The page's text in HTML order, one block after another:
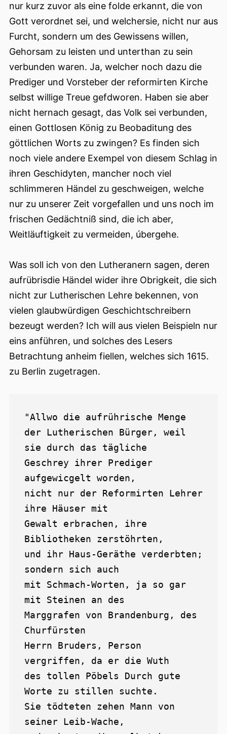
nur kurz zuvor als eine folde erkannt, die von
Gott verordnet sei, und welchersie, nicht nur aus
Furcht, sondern um des Gewissens willen,
Gehorsam zu leisten und unterthan zu sein
verbunden waren. Ja, welcher noch dazu die
Prediger und Vorsteber der reformirten Kirche
selbst willige Treue gefdworen. Haben sie aber
nicht hernach gesagt, das Volk sei verbunden,
einen Gottlosen König zu Beobaditung des
göttlichen Worts zu zwingen? Es finden sich
noch viele andere Exempel von diesem Schlag in
ihren Geschidyten, mancher noch viel
schlimmeren Händel zu geschweigen, welche
nur zu unserer Zeit vorgefallen und uns noch im
frischen Gedächtniß sind, die ich aber,
Weitläuftigkeit zu vermeiden, úbergehe.
Was soll ich von den Lutheranern sagen, deren
aufrübrisdie Händel wider ihre Obrigkeit, die sich
nicht zur Lutherischen Lehre bekennen, von
vielen glaubwürdigen Geschichtschreibern
bezeugt werden? Ich will aus vielen Beispieln nur
eins anführen, und solches des Lesers
Betrachtung anheim fiellen, welches sich 1615.
zu Berlin zugetragen.
"Allwo die aufrührische Menge
der Lutherischen Bürger, weil
sie durch das tägliche
Geschrey ihrer Prediger
aufgewicgelt worden,
nicht nur der Reformirten Lehrer
ihre Häuser mit
Gewalt erbrachen, ihre
Bibliotheken zerstöhrten,
und ihr Haus-Geräthe verderbten;
sondern sich auch
mit Schmach-Worten, ja so gar
mit Steinen an des
Marggrafen von Brandenburg, des
Churfürsten
Herrn Bruders, Person
vergriffen, da er die Wuth
des tollen Pöbels Durch gute
Worte zu stillen suchte.
Sie tödteten zehen Mann von
seiner Leib-Wache,